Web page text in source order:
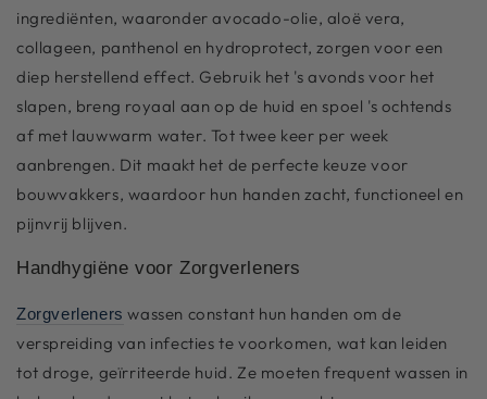
ingrediënten, waaronder avocado-olie, aloë vera,
collageen, panthenol en hydroprotect, zorgen voor een
diep herstellend effect. Gebruik het 's avonds voor het
slapen, breng royaal aan op de huid en spoel 's ochtends
af met lauwwarm water. Tot twee keer per week
aanbrengen. Dit maakt het de perfecte keuze voor
bouwvakkers, waardoor hun handen zacht, functioneel en
pijnvrij blijven.
Handhygiëne voor Zorgverleners
Zorgverleners wassen constant hun handen om de
verspreiding van infecties te voorkomen, wat kan leiden
tot droge, geïrriteerde huid. Ze moeten frequent wassen in